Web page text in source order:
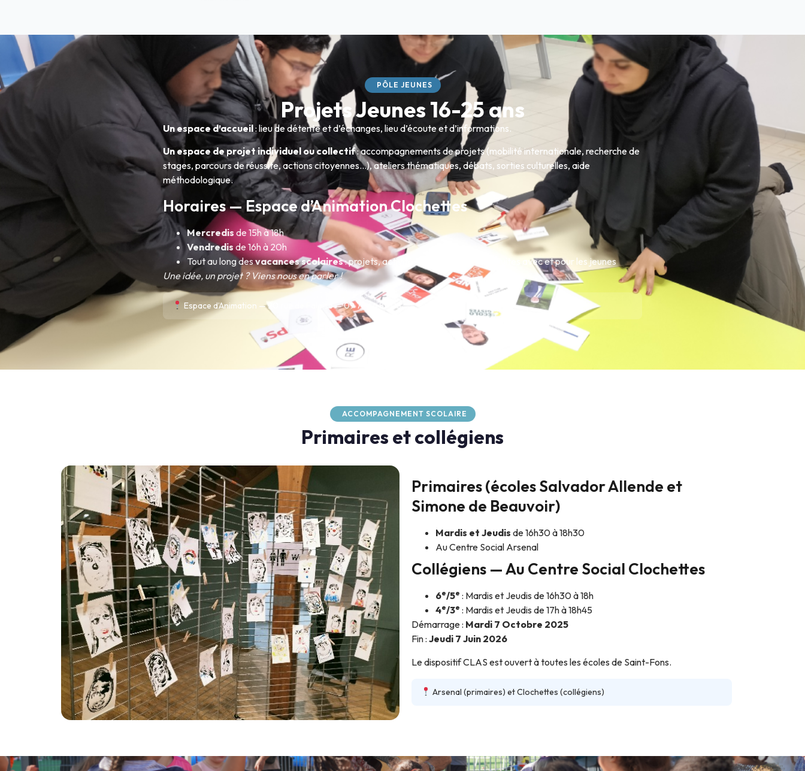
PÔLE JEUNES
Projets Jeunes 16-25 ans
Un espace d’accueil: lieu de détente et d’échanges, lieu d’écoute et d’informations.
Un espace de projet individuel ou collectif: accompagnements de projets (mobilité internationale, recherche de
stages, parcours de réussite, actions citoyennes…), ateliers thématiques, débats, sorties culturelles, aide
méthodologique.
Horaires — Espace d’Animation Clochettes
Mercredis de 15h à 18h
Vendredisde 16h à 20h
Tout au long desvacances scolaires: projets, activités et sorties co-construites avec et pour les jeunes
Une idée, un projet ? Viens nous en parler !
Espace d’Animation — 20 rue de Falaise — 09 79 46 89 08
ACCOMPAGNEMENT SCOLAIRE
Primaires et collégiens
Primaires (écoles Salvador Allende et
Simone de Beauvoir)
Mardis et Jeudis de 16h30 à 18h30
Au Centre Social Arsenal
Collégiens — Au Centre Social Clochettes
6e/5e : Mardis et Jeudis de 16h30 à 18h
4e/3e : Mardis et Jeudis de 17h à 18h45
Démarrage : Mardi 7 Octobre 2025
Fin : Jeudi 7 Juin 2026
Le dispositif CLAS est ouvert à toutes les écoles de Saint-Fons.
Arsenal (primaires) et Clochettes (collégiens)